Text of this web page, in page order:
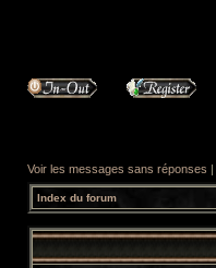
Voir les messages sans réponses |
Index du forum